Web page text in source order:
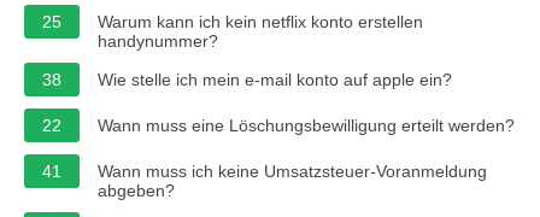
25
Warum kann ich kein netflix konto erstellen
handynummer?
38
Wie stelle ich mein e-mail konto auf apple ein?
22 Wann muss eine Löschungsbewilligung erteilt werden?
41
Wann muss ich keine Umsatzsteuer-Voranmeldung
abgeben?